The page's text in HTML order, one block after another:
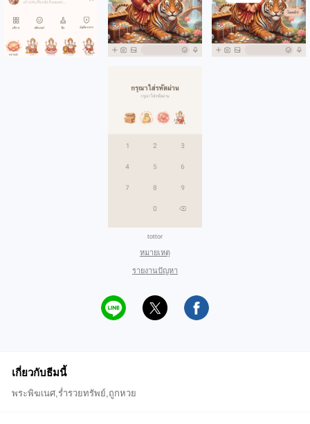
tottor
หมายเหตุ
รายงานปัญหา
เกี่ยวกับธีมนี้
พระพิฆเนศ,ร่ำรวยทรัพย์,ถูกหวย